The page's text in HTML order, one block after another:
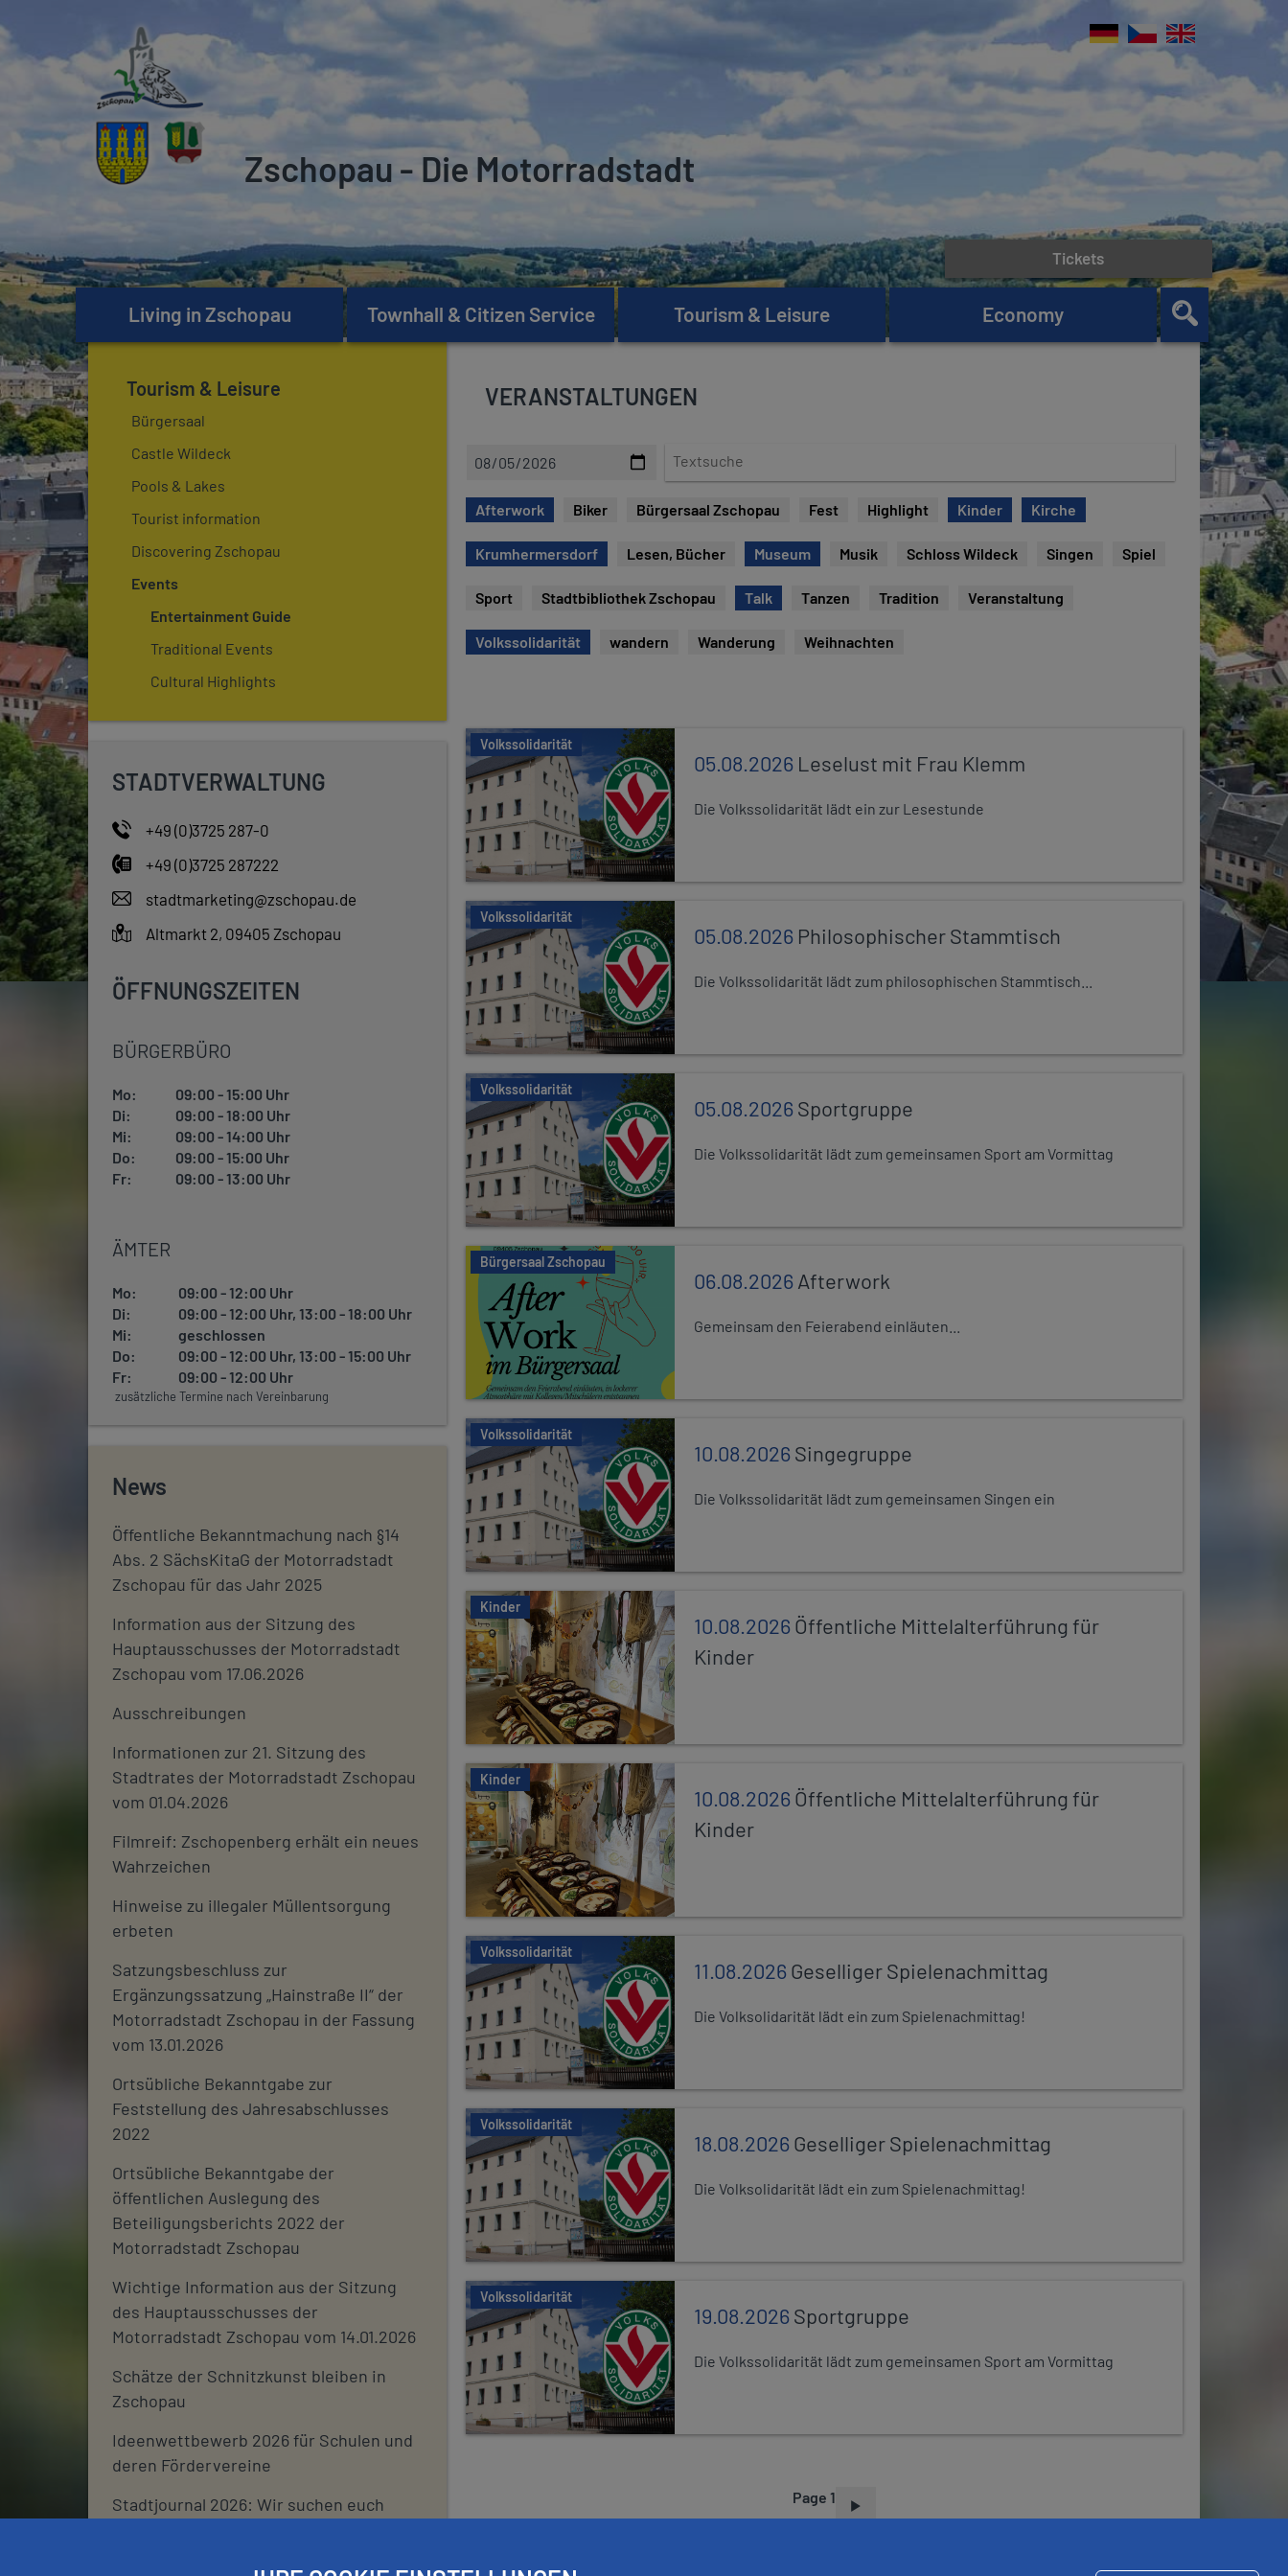
Zschopau - Die Motorradstadt
Living in Zschopau Townhall & Citizen Service Tourism & Leisure Economy
Tickets
Tourism & Leisure
Bürgersaal
Castle Wildeck
Pools & Lakes
Tourist information
Discovering Zschopau
Events
Entertainment Guide
Traditional Events
Cultural Highlights
STADTVERWALTUNG
+49 (0)3725 287-0
+49 (0)3725 287222
stadtmarketing@zschopau.de
Altmarkt 2, 09405 Zschopau
ÖFFNUNGSZEITEN
BÜRGERBÜRO
Mo:
09:00 - 15:00 Uhr
Di:
09:00 - 18:00 Uhr
Mi:
09:00 - 14:00 Uhr
Do:
09:00 - 15:00 Uhr
Fr:
09:00 - 13:00 Uhr
ÄMTER
Mo:
09:00 - 12:00 Uhr
Di:
09:00 - 12:00 Uhr, 13:00 - 18:00 Uhr
Mi:
geschlossen
Do:
09:00 - 12:00 Uhr, 13:00 - 15:00 Uhr
Fr:
09:00 - 12:00 Uhr
zusätzliche Termine nach Vereinbarung
News
Öffentliche Bekanntmachung nach §14
Abs. 2 SächsKitaG der Motorradstadt
Zschopau für das Jahr 2025
Information aus der Sitzung des
Hauptausschusses der Motorradstadt
Zschopau vom 17.06.2026
Ausschreibungen
Informationen zur 21. Sitzung des
Stadtrates der Motorradstadt Zschopau
vom 01.04.2026
Filmreif: Zschopenberg erhält ein neues
Wahrzeichen
Hinweise zu illegaler Müllentsorgung
erbeten
Satzungsbeschluss zur
Ergänzungssatzung „Hainstraße II“ der
Motorradstadt Zschopau in der Fassung
vom 13.01.2026
Ortsübliche Bekanntgabe zur
Feststellung des Jahresabschlusses
2022
Ortsübliche Bekanntgabe der
öffentlichen Auslegung des
Beteiligungsberichts 2022 der
Motorradstadt Zschopau
Wichtige Information aus der Sitzung
des Hauptausschusses der
Motorradstadt Zschopau vom 14.01.2026
Schätze der Schnitzkunst bleiben in
Zschopau
Ideenwettbewerb 2026 für Schulen und
deren Fördervereine
Stadtjournal 2026: Wir suchen euch
VERANSTALTUNGEN
t
t
u
h
Afterwork Biker Bürgersaal Zschopau Fest Highlight Kinder Kirche
Krumhermersdorf Lesen, Bücher Museum Musik Schloss Wildeck Singen Spiel
Sport Stadtbibliothek Zschopau Talk Tanzen Tradition Veranstaltung
Volkssolidarität wandern Wanderung Weihnachten
Volkssolidarität
05.08.2026 Leselust mit Frau Klemm
Die Volkssolidarität lädt ein zur Lesestunde
Volkssolidarität
05.08.2026 Philosophischer Stammtisch
Die Volkssolidarität lädt zum philosophischen Stammtisch...
Volkssolidarität
05.08.2026Sportgruppe
Die Volkssolidarität lädt zum gemeinsamen Sport am Vormittag
Bürgersaal Zschopau
06.08.2026Afterwork
Gemeinsam den Feierabend einläuten...
Volkssolidarität
10.08.2026Singegruppe
Die Volkssolidarität lädt zum gemeinsamen Singen ein
Kinder
10.08.2026Öffentliche Mittelalterführung für
Kinder
Kinder
10.08.2026Öffentliche Mittelalterführung für
Kinder
Volkssolidarität
11.08.2026Geselliger Spielenachmittag
Die Volksolidarität lädt ein zum Spielenachmittag!
Volkssolidarität
18.08.2026Geselliger Spielenachmittag
Die Volksolidarität lädt ein zum Spielenachmittag!
Volkssolidarität
19.08.2026Sportgruppe
Die Volkssolidarität lädt zum gemeinsamen Sport am Vormittag
P
G
Page 1